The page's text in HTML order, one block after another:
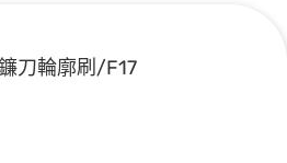
刀輪廓刷/F17